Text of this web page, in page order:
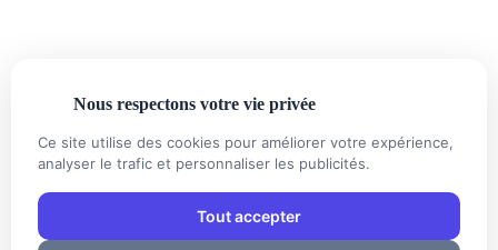
PAIEMENTS €
Nous respectons votre vie privée
Ce site utilise des cookies pour améliorer votre expérience,
analyser le trafic et personnaliser les publicités.
Tout accepter